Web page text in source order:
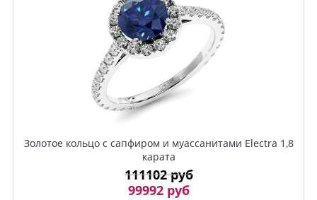
Золотое кольцо с сапфиром и муассанитами Electra 1,8
карата
111102 руб
99992 руб